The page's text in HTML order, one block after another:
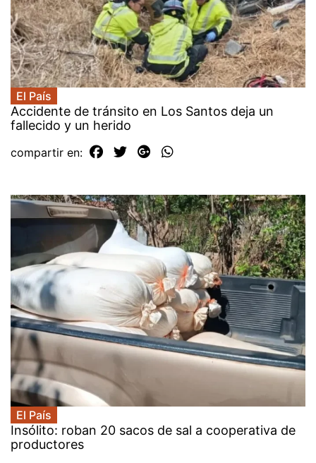
El País
Accidente de tránsito en Los Santos deja un
fallecido y un herido
compartir en:
El País
Insólito: roban 20 sacos de sal a cooperativa de
productores